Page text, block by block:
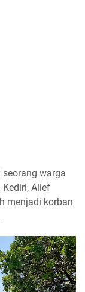
warga
Kediri, Alief
menjadi korban